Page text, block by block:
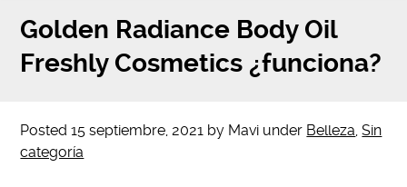
Golden Radiance Body Oil
Freshly Cosmetics ¿funciona?
Posted15 septiembre, 2021 by Mavi under Belleza,Sin
categoría